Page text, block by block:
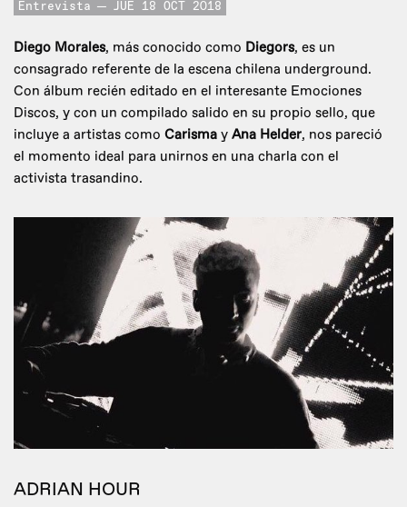
Entrevista JUE 18 OCT 2018
Diego Morales, más conocido como Diegors, es un
consagrado referente de la escena chilena underground.
Con álbum recién editado en el interesante Emociones
Discos, y con un compilado salido en su propio sello, que
incluye a artistas como Carisma y Ana Helder, nos pareció
el momento ideal para unirnos en una charla con el
activista trasandino.
ADRIAN HOUR